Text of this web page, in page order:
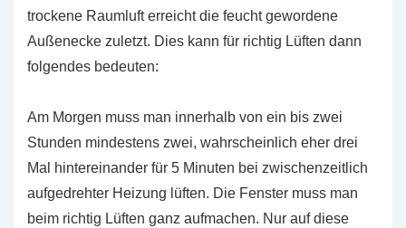
trockene Raumluft erreicht die feucht gewordene
Außenecke zuletzt. Dies kann für richtig Lüften dann
folgendes bedeuten:
Am Morgen muss man innerhalb von ein bis zwei
Stunden mindestens zwei, wahrscheinlich eher drei
Mal hintereinander für 5 Minuten bei zwischenzeitlich
aufgedrehter Heizung lüften. Die Fenster muss man
beim richtig Lüften ganz aufmachen. Nur auf diese